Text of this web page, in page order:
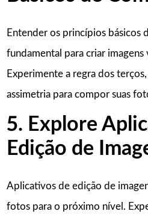
Entender os princípios básicos
fundamental para criar imagens
Experimente a regra dos
assimetria para compor suas
5. Explore
Edição de
Aplicativos de edição de
fotos para o próximo nível.